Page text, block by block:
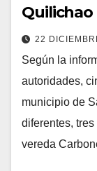
Quilichao
22
Según la
autoridades,
municipio de
diferentes,
vereda